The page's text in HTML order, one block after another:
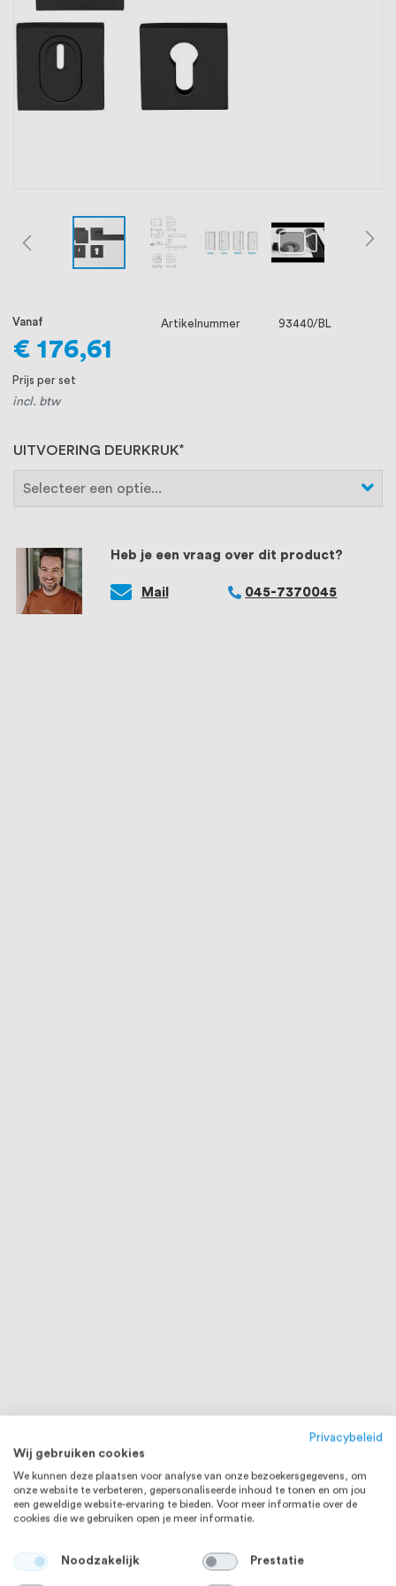
ons voorop, want we geloven dat een
goede relatie met onze klanten het
verschil maakt.
Heb je een vraag over dit product?
Mail 045-7370045
UITVOERING DEURKRUK
Vanaf
€ 176,61
Prijs per set
incl. btw
Artikelnummer 93440/BL
Privacybeleid
Wij gebruiken cookies
We kunnen deze plaatsen voor analyse van onze bezoekersgegevens, om
onze website te verbeteren, gepersonaliseerde inhoud te tonen en om jou
een geweldige website-ervaring te bieden. Voor meer informatie over de
cookies die we gebruiken open je meer informatie.
Noodzakelijk Prestatie